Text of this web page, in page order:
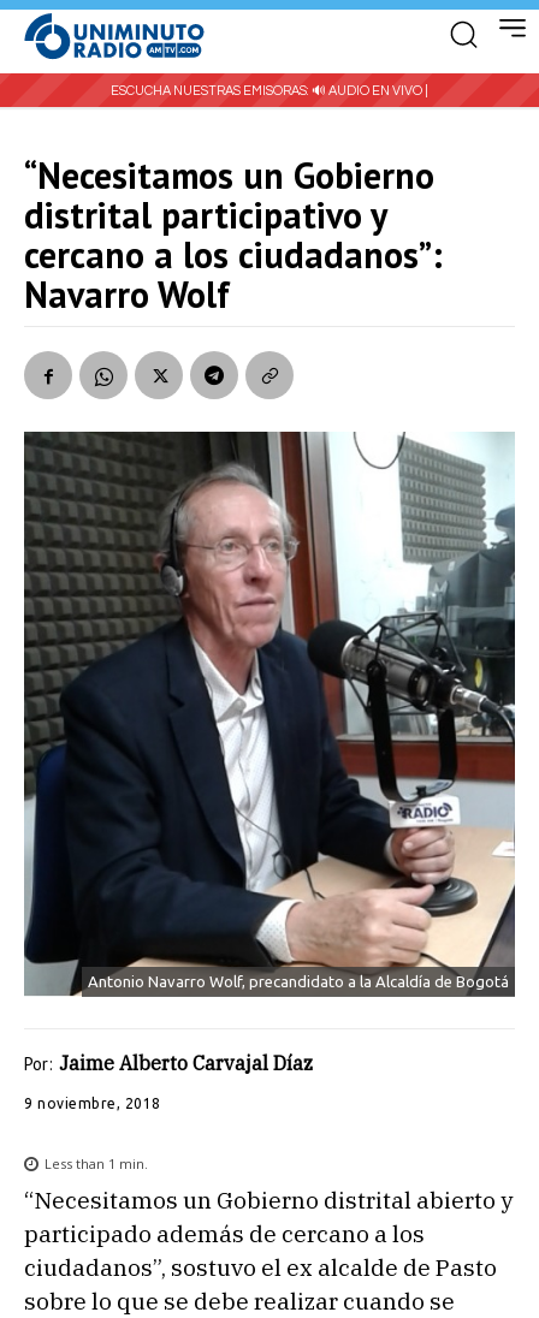
ESCUCHA NUESTRAS EMISORAS: 🔊 AUDIO EN VIVO |
“Necesitamos un Gobierno
distrital participativo y
cercano a los ciudadanos”:
Navarro Wolf
Antonio Navarro Wolf, precandidato a la Alcaldía de Bogotá
Por: Jaime Alberto Carvajal Díaz
9 noviembre, 2018
Less than 1 min.
“Necesitamos un Gobierno distrital abierto y
participado además de cercano a los
ciudadanos”, sostuvo el ex alcalde de Pasto
sobre lo que se debe realizar cuando se